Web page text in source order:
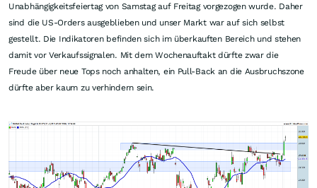
Unabhängigkeitsfeiertag von Samstag auf Freitag vorgezogen wurde. Daher
sind die US-Orders ausgeblieben und unser Markt war auf sich selbst
gestellt. Die Indikatoren befinden sich im überkauften Bereich und stehen
damit vor Verkaufssignalen. Mit dem Wochenauftakt dürfte zwar die
Freude über neue Tops noch anhalten, ein Pull-Back an die Ausbruchszone
dürfte aber kaum zu verhindern sein.